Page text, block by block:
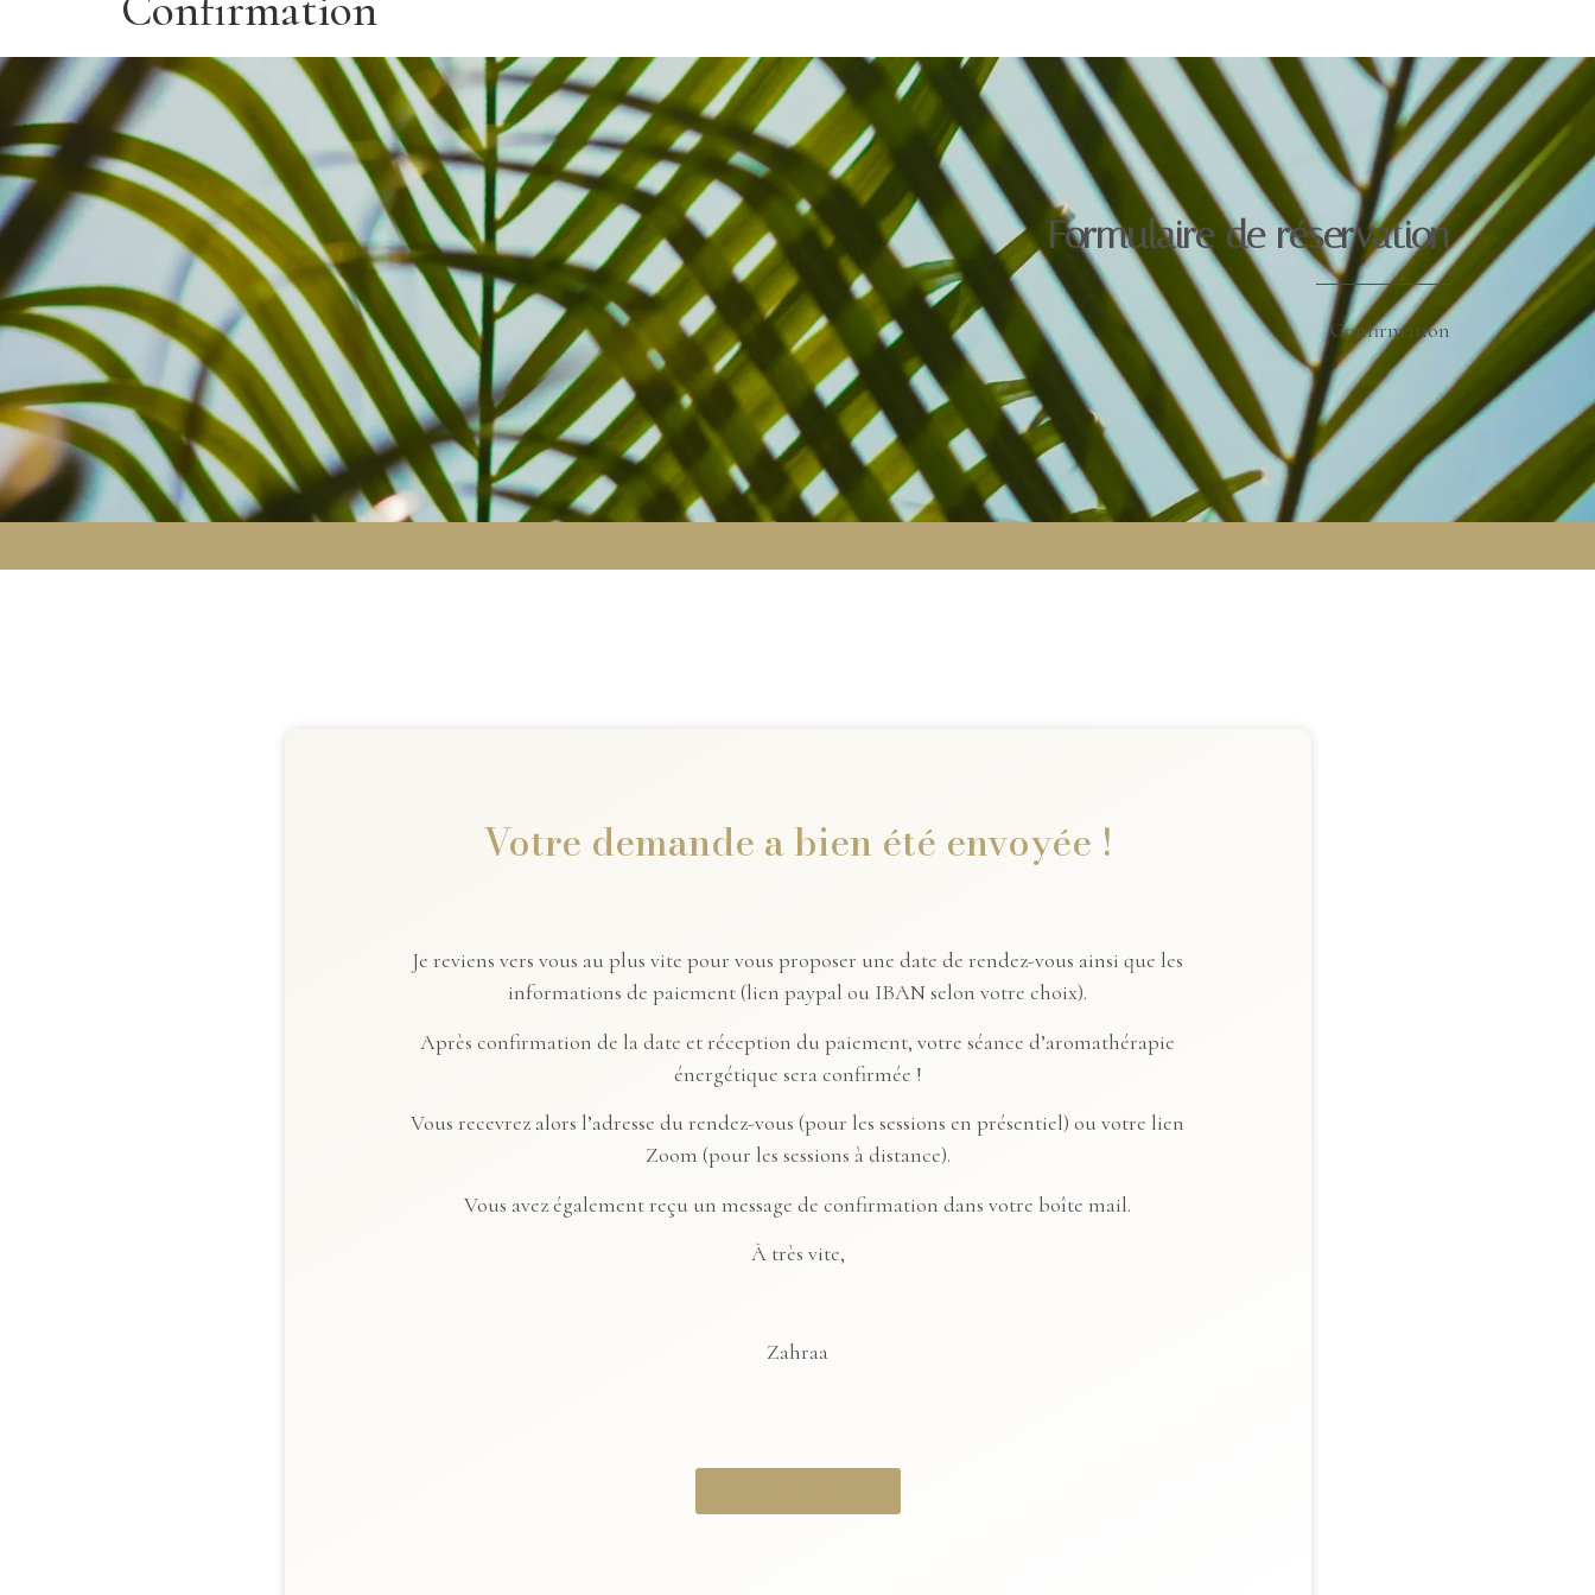
Formulaire de réservation​
Confirmation
Votre demande a bien été envoyée !
Je reviens vers vous au plus vite pour vous proposer une date de rendez-vous ainsi que les
informations de paiement (lien paypal ou IBAN selon votre choix).
Après confirmation de la date et réception du paiement, votre séance d’aromathérapie
énergétique sera confirmée !
Vous recevrez alors l’adresse du rendez-vous (pour les sessions en présentiel) ou votre lien
Zoom (pour les sessions à distance).
Vous avez également reçu un message de confirmation dans votre boîte mail.
À très vite,
Zahraa